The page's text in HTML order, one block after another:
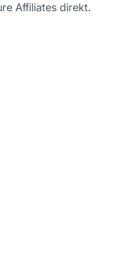
Affiliates direkt.